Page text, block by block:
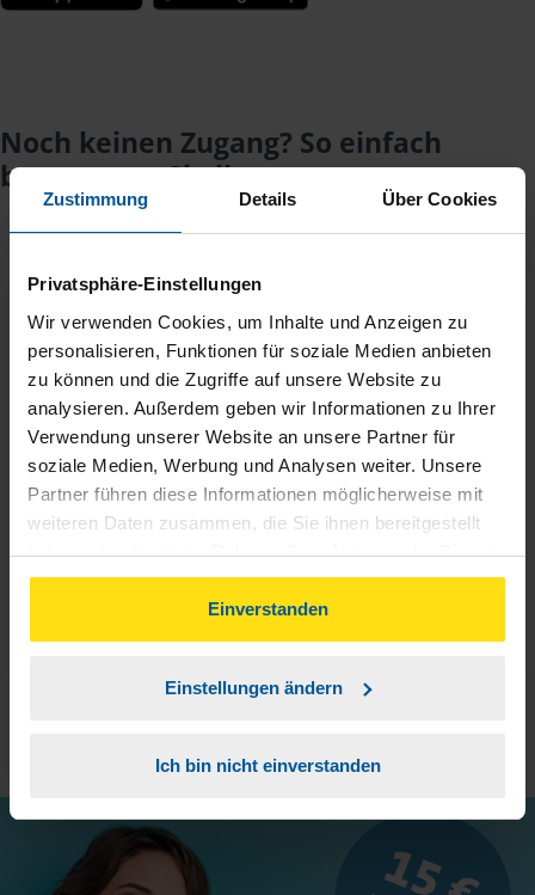
Zustimmung Details Über Cookies
Privatsphäre-Einstellungen
Wir verwenden Cookies, um Inhalte und Anzeigen zu
personalisieren, Funktionen für soziale Medien anbieten
zu können und die Zugriffe auf unsere Website zu
analysieren. Außerdem geben wir Informationen zu Ihrer
Verwendung unserer Website an unsere Partner für
soziale Medien, Werbung und Analysen weiter. Unsere
Partner führen diese Informationen möglicherweise mit
weiteren Daten zusammen, die Sie ihnen bereitgestellt
haben oder die sie im Rahmen Ihrer Nutzung der Dienste
gesammelt haben. Indem Sie auf Einverstanden klicken,
können Sie der Verwendung von Cookies, gemäß
unserer➔ Datenschutzrichtliniezustimmen.
Einverstanden
Einstellungen ändern
Ich bin nicht einverstanden
Noch keinen Zugang? So einfach
beantragen Sie ihn.
1
wollen.
2 Sie bekommen eine E-Mail mit Ihren Zugangsdaten
und einem Aktivierungslink.
3 Sie erhalten von mir Ihr Einmal-Passwort.
4
Aktivierungslink anklicken, Einmalpasswort
eingeben und los geht's.